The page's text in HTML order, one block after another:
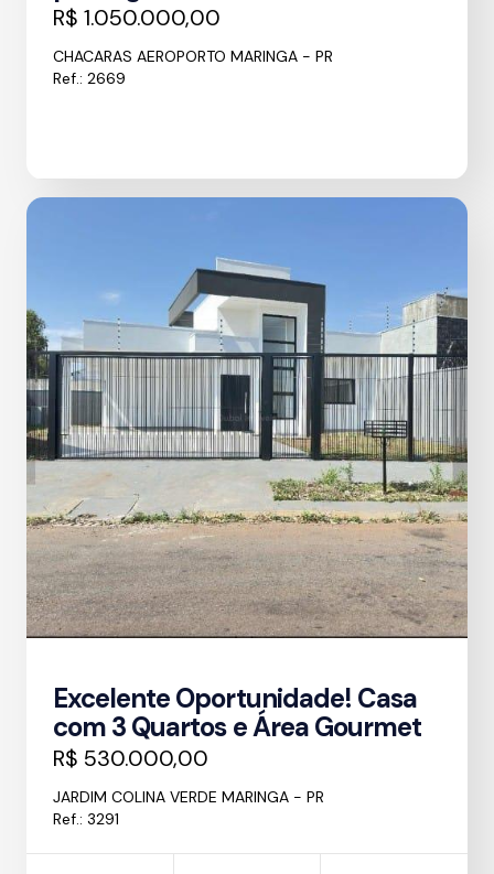
R$ 1.050.000,00
CHACARAS AEROPORTO MARINGA - PR
Ref.: 2669
Excelente Oportunidade! Casa
com 3 Quartos e Área Gourmet
R$ 530.000,00
JARDIM COLINA VERDE MARINGA - PR
Ref.: 3291